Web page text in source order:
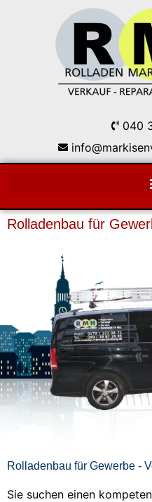
040
Rolladenbau für
Rolladenbau für Gewerbe -
Sie suchen einen